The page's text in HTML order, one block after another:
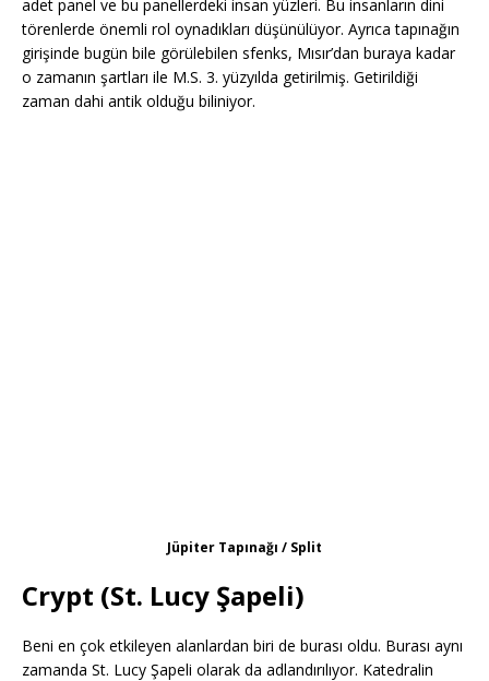
adet panel ve bu panellerdeki insan yüzleri. Bu insanların dini
törenlerde önemli rol oynadıkları düşünülüyor. Ayrıca tapınağın
girişinde bugün bile görülebilen sfenks, Mısır’dan buraya kadar
o zamanın şartları ile M.S. 3. yüzyılda getirilmiş. Getirildiği
zaman dahi antik olduğu biliniyor.
Jüpiter Tapınağı / Split
Crypt (St. Lucy Şapeli)
Beni en çok etkileyen alanlardan biri de burası oldu. Burası aynı
zamanda St. Lucy Şapeli olarak da adlandırılıyor. Katedralin